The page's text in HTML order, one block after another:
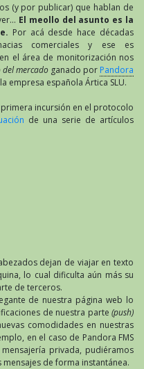
(y por publicar) que hablan de
El meollo del asunto es la
Por acá desde hace décadas
comerciales y ese es
el área de monitorización nos
del mercado ganado por Pandora
empresa española Ártica SLU.
incursión en el protocolo
de una serie de artículos
dejan de viajar en texto
lo cual dificulta aún más su
de terceros.
de nuestra página web lo
de nuestra parte (push)
comodidades en nuestras
en el caso de Pandora FMS
privada, pudiéramos
de forma instantánea.